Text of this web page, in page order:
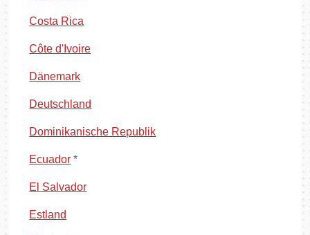
Costa Rica
Côte d'Ivoire
Dänemark
Deutschland
Dominikanische Republik
Ecuador *
El Salvador
Estland